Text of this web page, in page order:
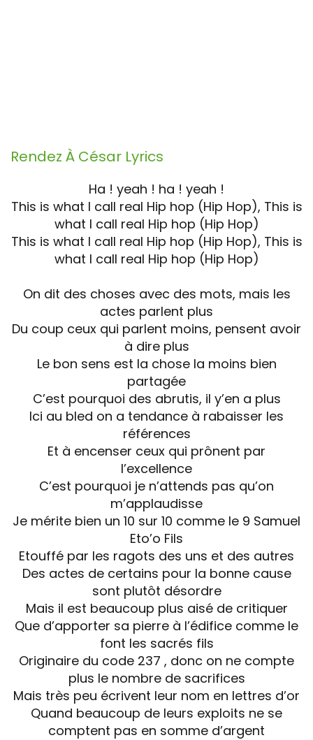
Rendez À César Lyrics
Ha ! yeah ! ha ! yeah !
This is what I call real Hip hop (Hip Hop), This is
what I call real Hip hop (Hip Hop)
This is what I call real Hip hop (Hip Hop), This is
what I call real Hip hop (Hip Hop)
On dit des choses avec des mots, mais les
actes parlent plus
Du coup ceux qui parlent moins, pensent avoir
à dire plus
Le bon sens est la chose la moins bien
partagée
C’est pourquoi des abrutis, il y’en a plus
Ici au bled on a tendance à rabaisser les
références
Et à encenser ceux qui prônent par
l’excellence
C’est pourquoi je n’attends pas qu’on
m’applaudisse
Je mérite bien un 10 sur 10 comme le 9 Samuel
Eto’o Fils
Etouffé par les ragots des uns et des autres
Des actes de certains pour la bonne cause
sont plutôt désordre
Mais il est beaucoup plus aisé de critiquer
Que d’apporter sa pierre à l’édifice comme le
font les sacrés fils
Originaire du code 237 , donc on ne compte
plus le nombre de sacrifices
Mais très peu écrivent leur nom en lettres d’or
Quand beaucoup de leurs exploits ne se
comptent pas en somme d’argent